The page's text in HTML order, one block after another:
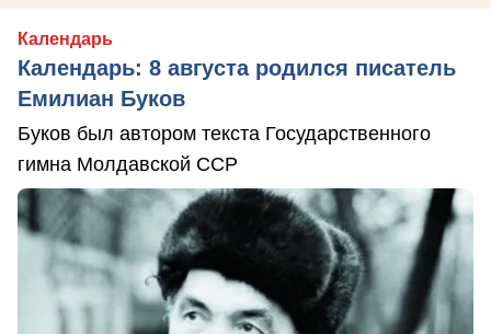
Календарь
Календарь: 8 августа родился писатель
Емилиан Буков
Буков был автором текста Государственного
гимна Молдавской ССР